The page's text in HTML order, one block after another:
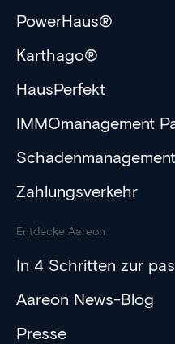
PowerHaus®
Karthago®
HausPerfekt
IMMOmanagement
Schadenmanagement
Zahlungsverkehr
Entdecke Aareon
In 4 Schritten zur
Aareon News-Blog
Presse